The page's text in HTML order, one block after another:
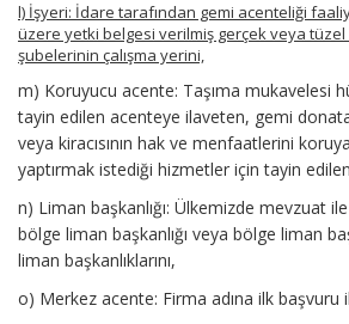
l) İşyeri: İdare tarafından gemi acenteliği
üzere yetki belgesi verilmiş gerçek veya
şubelerinin çalışma yerini,
m) Koruyucu acente: Taşıma mukavelesi
tayin edilen acenteye ilaveten, gemi
veya kiracısının hak ve menfaatlerini
yaptırmak istediği hizmetler için tayin
n) Liman başkanlığı: Ülkemizde mevzuat
bölge liman başkanlığı veya bölge liman
liman başkanlıklarını,
o) Merkez acente: Firma adına ilk başvuru